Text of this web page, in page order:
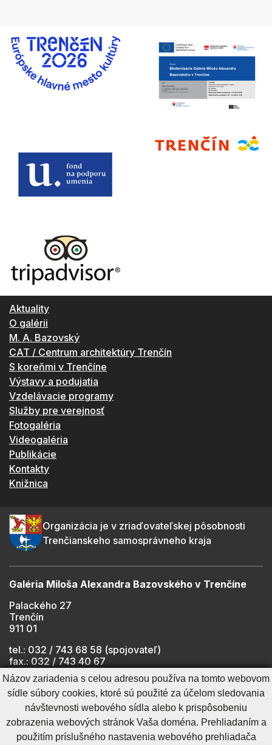
Aktuality
O galérii
M. A. Bazovský
CAT / Centrum architektúry Trenčín
S koreňmi v Trenčíne
Výstavy a podujatia
Vzdelávacie programy
Služby pre verejnosť
Fotogaléria
Videogaléria
Publikácie
Kontakty
Knižnica
Organizácia je v zriaďovateľskej pôsobnosti
Trenčianskeho samosprávneho kraja
Galéria Miloša Alexandra Bazovského v Trenčíne
Palackého 27
Trenčín
911 01
tel.: 032 / 743 68 58 (spojovateľ)
fax.: 032 / 743 40 67
e-mail:
info@gmab.sk
Cookies nastavenie
Ochrana osobných údajov
Cookies - viac informácií
Vyhlásenie o prístupnosti
Technický prevádzkovateľ
Správca obsahu
Názov zariadenia s celou adresou používa na tomto webovom
sídle súbory cookies, ktoré sú použité za účelom sledovania
návštevnosti webového sídla alebo k prispôsobeniu
zobrazenia webových stránok Vaša doména. Prehliadaním a
použitím príslušného nastavenia webového prehliadača